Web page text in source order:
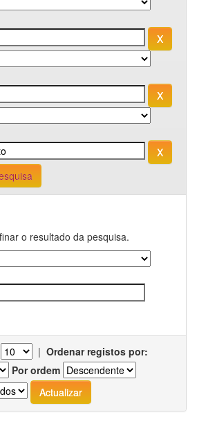
o resultado da pesquisa.
| Ordenar registos por:
Por ordem